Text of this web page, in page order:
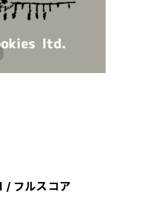
/ フルスコア